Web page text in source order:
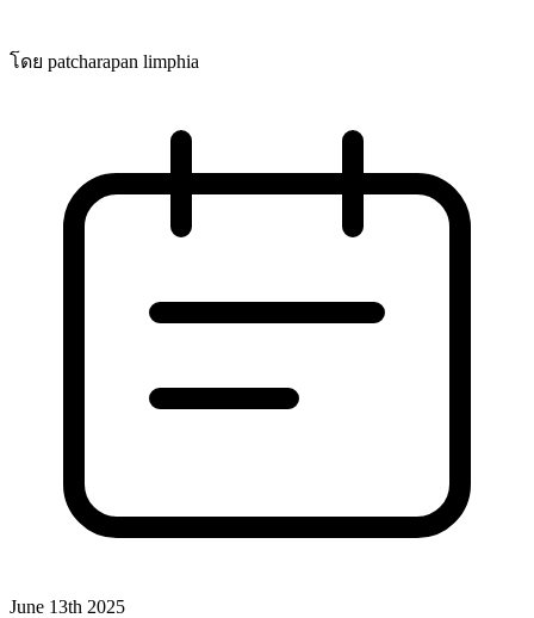
โดย patcharapan limphia
June 13th 2025